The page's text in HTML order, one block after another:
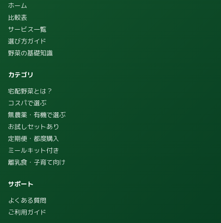
ホーム
比較表
サービス一覧
選び方ガイド
野菜の基礎知識
カテゴリ
宅配野菜とは？
コスパで選ぶ
無農薬・有機で選ぶ
お試しセットあり
定期便・都度購入
ミールキット付き
離乳食・子育て向け
サポート
よくある質問
ご利用ガイド